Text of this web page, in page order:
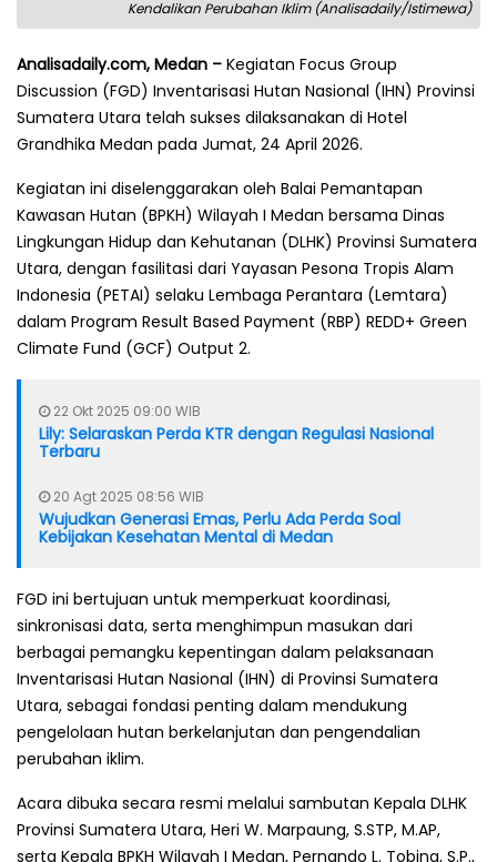
Kendalikan Perubahan Iklim (Analisadaily/Istimewa)
Analisadaily.com, Medan – Kegiatan Focus Group
Discussion (FGD) Inventarisasi Hutan Nasional (IHN) Provinsi
Sumatera Utara telah sukses dilaksanakan di Hotel
Grandhika Medan pada Jumat, 24 April 2026.
Kegiatan ini diselenggarakan oleh Balai Pemantapan
Kawasan Hutan (BPKH) Wilayah I Medan bersama Dinas
Lingkungan Hidup dan Kehutanan (DLHK) Provinsi Sumatera
Utara, dengan fasilitasi dari Yayasan Pesona Tropis Alam
Indonesia (PETAI) selaku Lembaga Perantara (Lemtara)
dalam Program Result Based Payment (RBP) REDD+ Green
Climate Fund (GCF) Output 2.
22 Okt 2025 09:00 WIB
Lily: Selaraskan Perda KTR dengan Regulasi Nasional
Terbaru
20 Agt 2025 08:56 WIB
Wujudkan Generasi Emas, Perlu Ada Perda Soal
Kebijakan Kesehatan Mental di Medan
FGD ini bertujuan untuk memperkuat koordinasi,
sinkronisasi data, serta menghimpun masukan dari
berbagai pemangku kepentingan dalam pelaksanaan
Inventarisasi Hutan Nasional (IHN) di Provinsi Sumatera
Utara, sebagai fondasi penting dalam mendukung
pengelolaan hutan berkelanjutan dan pengendalian
perubahan iklim.
Acara dibuka secara resmi melalui sambutan Kepala DLHK
Provinsi Sumatera Utara, Heri W. Marpaung, S.STP, M.AP,
serta Kepala BPKH Wilayah I Medan, Pernando L. Tobing, S.P.,